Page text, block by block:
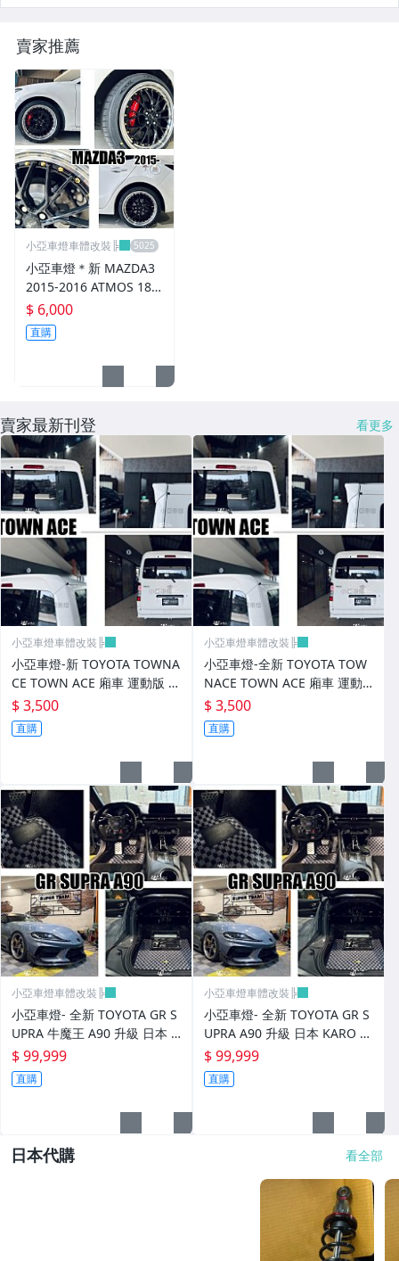
CUSCO / HARDRACE 各車系結構桿.拉桿
進氣套件 進氣系統 全系列
其它
賣家推薦
小亞車燈車體改裝╠
小亞車燈＊新 MAZDA3
2015-2016 ATMOS 18
吋 鋁圈 輪框 18*8.5 5/1
08 ET40 5孔108 銀黑車
邊 鉚釘款
$ 6,000
直購
賣家最新刊登 看更多
小亞車燈車體改裝╠
小亞車燈-新 TOYOTA TOWNA
CE TOWN ACE 廂車 運動版 尾
翼 鴨尾 素材 FRP
$ 3,500
直購
小亞車燈車體改裝╠
小亞車燈-全新 TOYOTA TOW
NACE TOWN ACE 廂車 運動
版 尾翼 鴨尾 素材 FRP
$ 3,500
直購
小亞車燈車體改裝╠
小亞車燈- 全新 TOYOTA GR S
UPRA 牛魔王 A90 升級 日本 K
ARO 頂級訂製 腳踏墊
$ 99,999
直購
小亞車燈車體改裝╠
小亞車燈- 全新 TOYOTA GR S
UPRA A90 升級 日本 KARO 頂
級訂製 腳踏墊
$ 99,999
直購
日本代購 看全部